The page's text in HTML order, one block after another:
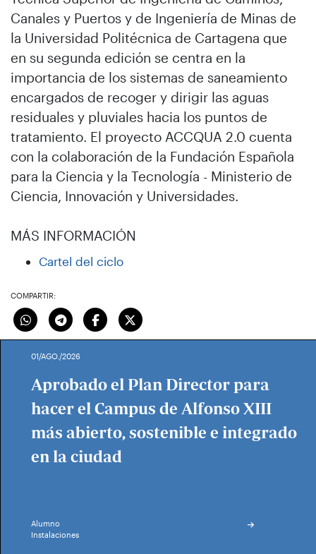
Canales y Puertos y de Ingeniería de Minas de
la Universidad Politécnica de Cartagena que
en su segunda edición se centra en la
importancia de los sistemas de saneamiento
encargados de recoger y dirigir las aguas
residuales y pluviales hacia los puntos de
tratamiento. El proyecto ACCQUA 2.0 cuenta
con la colaboración de la Fundación Española
para la Ciencia y la Tecnología - Ministerio de
Ciencia, Innovación y Universidades.
MÁS INFORMACIÓN
Cartel del ciclo
COMPARTIR:
01/AGO./2026
Aprobado el Plan Director para
hacer el Campus de Alfonso XIII
más abierto, sostenible e integrado
en la ciudad
Alumno
Instalaciones